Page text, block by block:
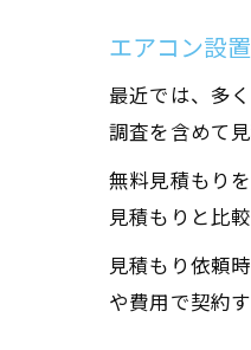
エアコン設
最近では、多
調査を含めて
無料見積もり
見積もりと比
見積もり依頼
や費用で契約